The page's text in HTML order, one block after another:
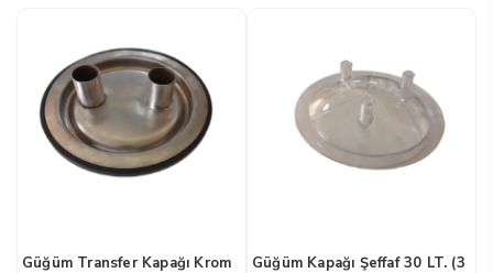
Güğüm Kapağı Şeffaf 30 LT. (3
Güğüm Sağım Kapağı